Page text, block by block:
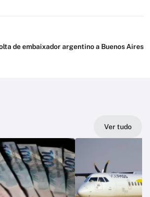
de embaixador argentino a Buenos Aires
Ver tudo